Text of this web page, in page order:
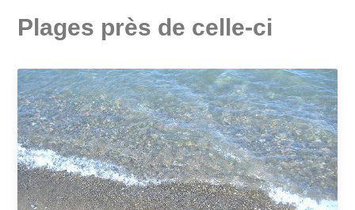
Plages près de celle-ci